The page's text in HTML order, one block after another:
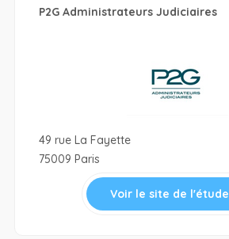
P2G Administrateurs Judiciaires
49 rue La Fayette
75009 Paris
Voir le site de l'étude